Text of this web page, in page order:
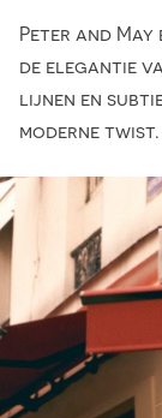
Peter and
de elegantie
lijnen en
moderne twist.